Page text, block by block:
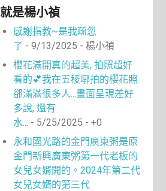
少披薩店，一字排開
的各式披薩看起來琳
瑯滿目，走進店內就
能點上一塊喜愛的口
味大快朵頤，真的好
懷念啊！沒想到台灣
也有類似的披薩店。
走！就到高雄吃披薩
就是楊小禎
感謝指教~是我疏忽
了 - 9/13/2025 - 楊小禎
櫻花滿開真的超美, 拍照超好
看的💕我在五稜墎拍的櫻花照
郤滿滿很多人...畫面呈現差好
多說, 還有
水... - 5/25/2025 - +0
永和國光路的金門廣東粥是原
金門新興廣東粥第一代老板的
女兒女婿開的。2024年第二代
女兒女婿的第三代